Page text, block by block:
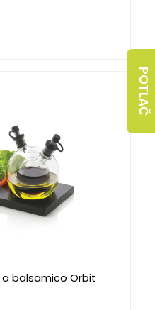
balsamico Orbit
POTLAČ